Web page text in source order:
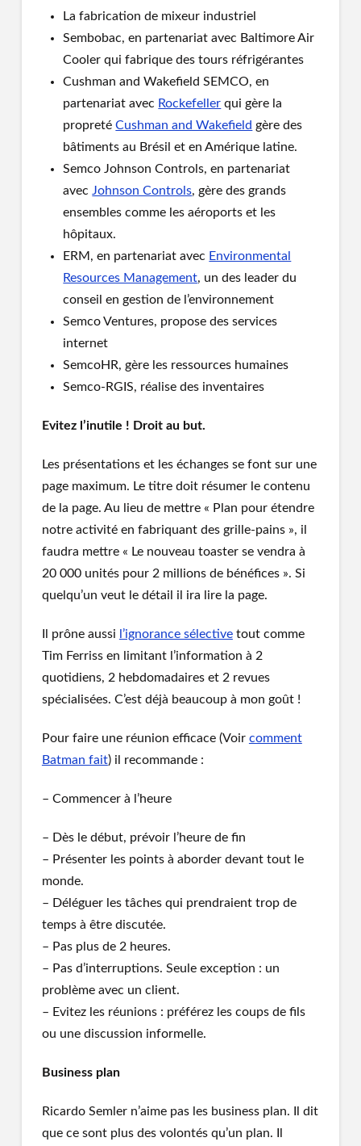
La fabrication de mixeur industriel
Sembobac, en partenariat avec Baltimore Air
Cooler qui fabrique des tours réfrigérantes
Cushman and Wakefield SEMCO, en
partenariat avec Rockefeller qui gère la
propretéCushman and Wakefield gère des
bâtiments au Brésil et en Amérique latine.
Semco Johnson Controls, en partenariat
avec Johnson Controls, gère des grands
ensembles comme les aéroports et les
hôpitaux.
ERM, en partenariat avec Environmental
Resources Management, un des leader du
conseil en gestion de l’environnement
Semco Ventures, propose des services
internet
SemcoHR, gère les ressources humaines
Semco-RGIS, réalise des inventaires
Evitez l’inutile ! Droit au but.
Les présentations et les échanges se font sur une
page maximum. Le titre doit résumer le contenu
de la page. Au lieu de mettre « Plan pour étendre
notre activité en fabriquant des grille-pains », il
faudra mettre « Le nouveau toaster se vendra à
20 000 unités pour 2 millions de bénéfices ». Si
quelqu’un veut le détail il ira lire la page.
Il prône aussi l’ignorance sélectivetout comme
Tim Ferriss en limitant l’information à 2
quotidiens, 2 hebdomadaires et 2 revues
spécialisées. C’est déjà beaucoup à mon goût !
Pour faire une réunion efficace (Voir comment
Batman fait) il recommande :
– Commencer à l’heure
– Dès le début, prévoir l’heure de fin
– Présenter les points à aborder devant tout le
monde.
– Déléguer les tâches qui prendraient trop de
temps à être discutée.
– Pas plus de 2 heures.
– Pas d’interruptions. Seule exception : un
problème avec un client.
– Evitez les réunions : préférez les coups de fils
ou une discussion informelle.
Business plan
Ricardo Semler n’aime pas les business plan. Il dit
que ce sont plus des volontés qu’un plan. Il